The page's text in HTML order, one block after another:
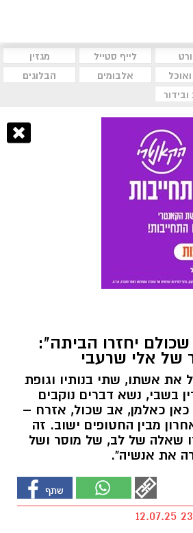
לייף סטייל
מגזין
אלבומים
הבלוגים
יחזרו הביתה":
של אלי שרעבי
את אשתו, שתי בנותיו וגופת
בשבי, נשא דברים נוקבים
כאן כאלמן, אב שכול, אזרח –
מבין החטופים ישוב. זה
זו שאלה של לב, של מוסר ושל
את אנשיה".